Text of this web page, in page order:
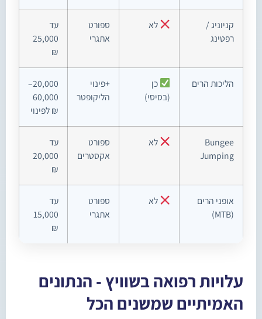
קניוניג /
רפטינג
לא
ספורט
אתגרי
עד
25,000
₪
הליכות הרים
כן
(בסיסי)
+פינוי
הליקופטר
20,000–
60,000
₪ לפינוי
Bungee
Jumping
לא
ספורט
אקסטרים
עד
20,000
₪
אופני הרים
(MTB)
לא
ספורט
אתגרי
עד
15,000
₪
עלויות רפואה בשוויץ - הנתונים
האמיתיים שמשנים הכל